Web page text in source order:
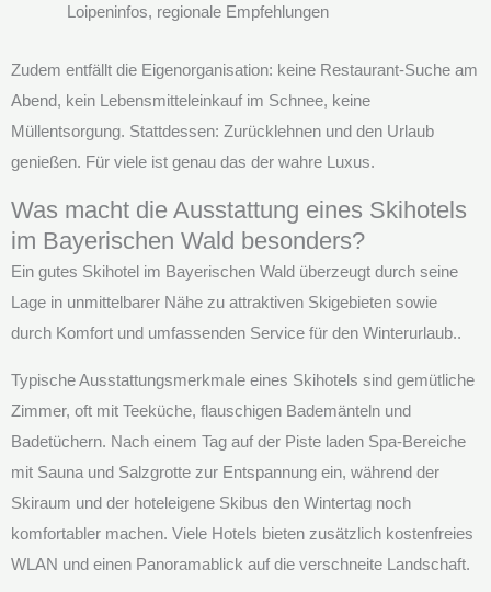
Loipeninfos, regionale Empfehlungen
Zudem entfällt die Eigenorganisation: keine Restaurant-Suche am
Abend, kein Lebensmitteleinkauf im Schnee, keine
Müllentsorgung. Stattdessen: Zurücklehnen und den Urlaub
genießen. Für viele ist genau das der wahre Luxus.
Was macht die Ausstattung eines Skihotels
im Bayerischen Wald besonders?
Ein gutes Skihotel im Bayerischen Wald überzeugt durch seine
Lage in unmittelbarer Nähe zu attraktiven Skigebieten sowie
durch Komfort und umfassenden Service für den Winterurlaub..
Typische Ausstattungsmerkmale eines Skihotels sind gemütliche
Zimmer, oft mit Teeküche, flauschigen Bademänteln und
Badetüchern. Nach einem Tag auf der Piste laden Spa-Bereiche
mit Sauna und Salzgrotte zur Entspannung ein, während der
Skiraum und der hoteleigene Skibus den Wintertag noch
komfortabler machen. Viele Hotels bieten zusätzlich kostenfreies
WLAN und einen Panoramablick auf die verschneite Landschaft.